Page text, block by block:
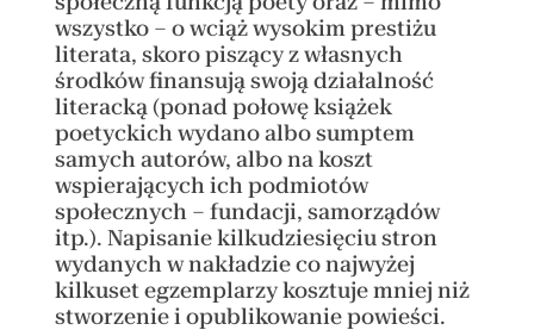
wszystko – o wciąż wysokim prestiżu
literata, skoro piszący z własnych
środków finansują swoją działalność
literacką (ponad połowę książek
poetyckich wydano albo sumptem
samych autorów, albo na koszt
wspierających ich podmiotów
społecznych – fundacji, samorządów
itp.). Napisanie kilkudziesięciu stron
wydanych w nakładzie co najwyżej
kilkuset egzemplarzy kosztuje mniej niż
stworzenie i opublikowanie powieści.